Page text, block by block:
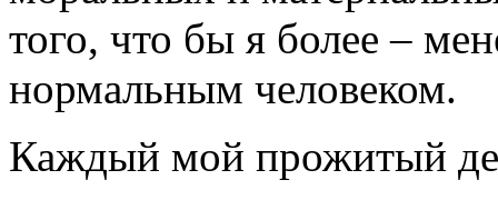
того, что бы я более –
нормальным человеком.
Каждый мой прожитый